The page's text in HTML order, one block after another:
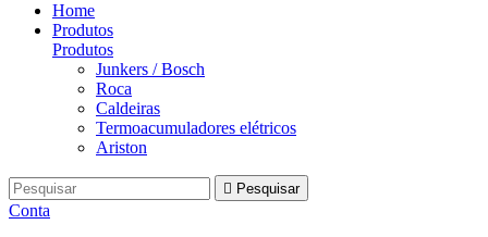
Home
Produtos
Produtos
Junkers / Bosch
Roca
Caldeiras
Termoacumuladores elétricos
Ariston
 Pesquisar
Conta